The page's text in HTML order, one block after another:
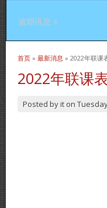
逾期讯息 »
当前位置
首页 » 最新消息 » 2022年联课
2022年联课
Posted byit on